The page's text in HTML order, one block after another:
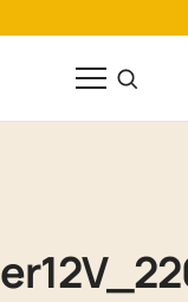
Menü öffnen
Suche